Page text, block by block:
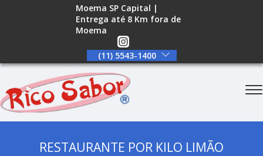
Moema SP Capital |
Entrega até 8 Km fora de
Moema
(11) 5543-1400
RESTAURANTE POR KILO LIMÃO